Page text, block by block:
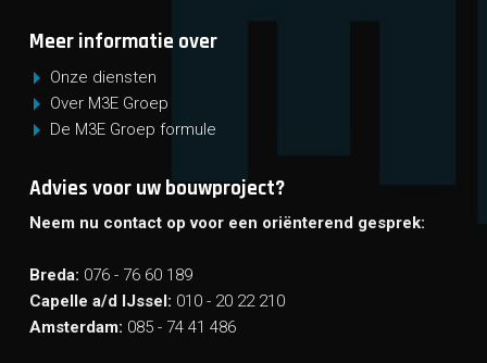
Meer informatie over
Onze diensten
Over M3E Groep
De M3E Groep formule
Advies voor uw bouwproject?
Neem nu contact op voor een oriënterend gesprek:
Breda: 076 - 76 60 189
Capelle a/d IJssel: 010 - 20 22 210
Amsterdam: 085 - 74 41 486